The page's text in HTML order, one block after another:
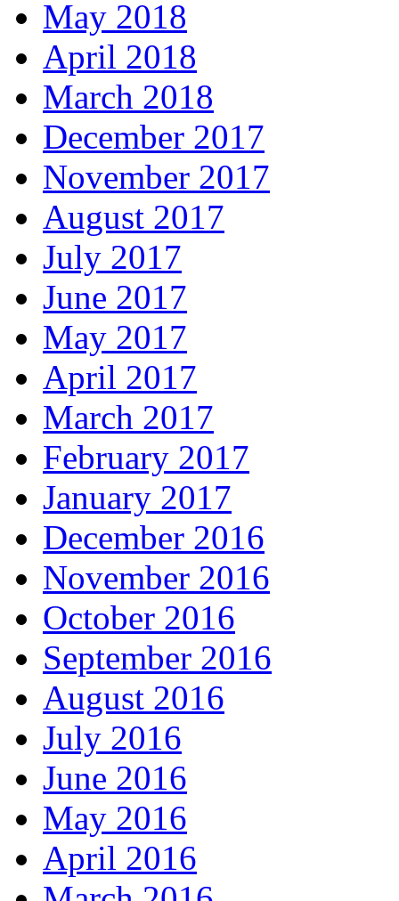
May 2018
April 2018
March 2018
December 2017
November 2017
August 2017
July 2017
June 2017
May 2017
April 2017
March 2017
February 2017
January 2017
December 2016
November 2016
October 2016
September 2016
August 2016
July 2016
June 2016
May 2016
April 2016